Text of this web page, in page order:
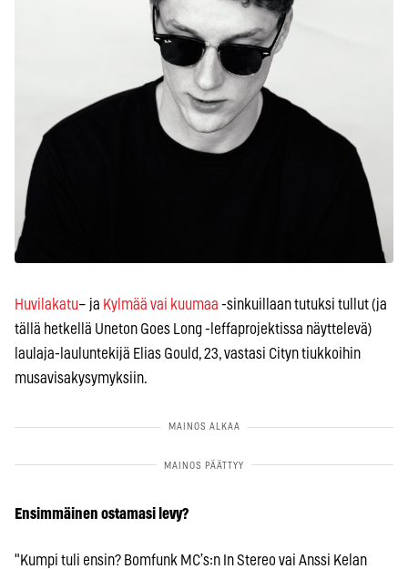
Huvilakatu– ja Kylmää vai kuumaa -sinkuillaan tutuksi tullut (ja
tällä hetkellä Uneton Goes Long -leffaprojektissa näyttelevä)
laulaja-lauluntekijä Elias Gould, 23, vastasi Cityn tiukkoihin
musavisakysymyksiin.
Ensimmäinen ostamasi levy?
"Kumpi tuli ensin? Bomfunk MC’s:n In Stereo vai Anssi Kelan